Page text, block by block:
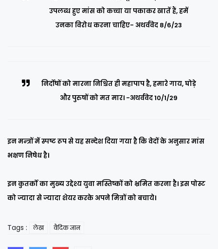
उपलब्ध हुए मांस को कच्चा या पकाकर खातें हैं, हमें
उनका विरोध करना चाहिए- अथर्ववेद 8/6/23
निर्दोषों को मारना निश्चित ही महापाप है, हमारे गाय, घोड़े
और पुरुषों को मत मार। -अथर्ववेद 10/1/29
इन मन्त्रों में स्पष्ट रूप से यह सन्देश दिया गया है कि वेदों के अनुसार मांस
भक्षण निषेध है।
इन कुतर्कों का मुख्य उद्देश्य युवा मस्तिष्कों को भ्रमित करना है। इस पोस्ट
को ज्यादा से ज्यादा शेयर करके अपने मित्रों को बचाये।
Tags : लेख वैदिक ज्ञान